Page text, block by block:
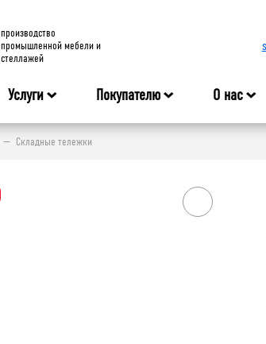
производство
промышленной мебели и
стеллажей
Услуги Покупателю О нас
Складные тележки